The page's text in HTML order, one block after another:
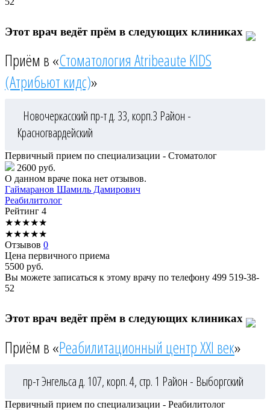
Этот врач ведёт прём в следующих клиниках
Приём в «Стоматология Atribeaute KIDS
(Атрибьют кидс)»
Новочеркасский пр-т д. 33, корп.3 Район -
Красногвардейский
Первичный прием по специализации - Стоматолог
2600 руб.
О данном враче пока нет отзывов.
Гаймаранов Шамиль Дамирович
Реабилитолог
Рейтинг 4
★★★★★
★★★★★
Отзывов 0
Цена первичного приема
5500 руб.
Вы можете записаться к этому врачу по телефону 499 519-38-
52
Этот врач ведёт прём в следующих клиниках
Приём в «Реабилитационный центр XXI век»
пр-т Энгельса д. 107, корп. 4, стр. 1 Район - Выборгский
Первичный прием по специализации - Реабилитолог